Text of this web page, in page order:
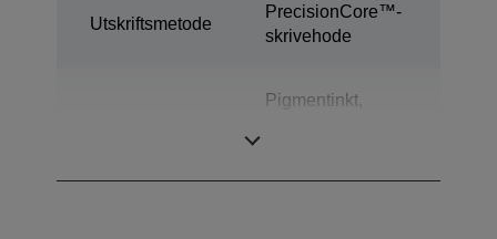
Utskriftsmetode
PrecisionCore™-
skrivehode
Pigmentinkt,